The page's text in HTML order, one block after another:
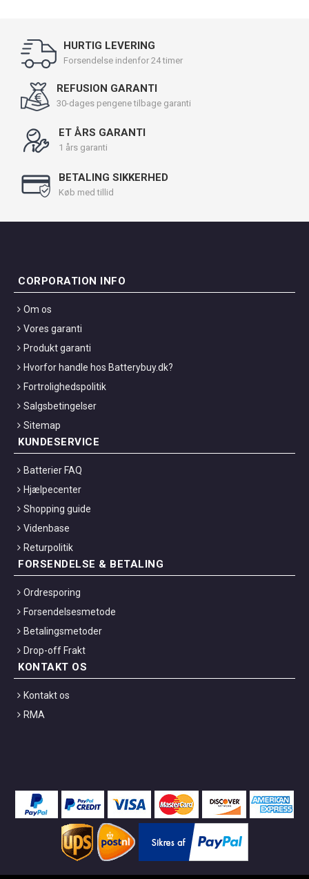
HURTIG LEVERING
Forsendelse indenfor 24 timer
REFUSION GARANTI
30-dages pengene tilbage garanti
ET ÅRS GARANTI
1 års garanti
BETALING SIKKERHED
Køb med tillid
CORPORATION INFO
Om os
Vores garanti
Produkt garanti
Hvorfor handle hos Batterybuy.dk?
Fortrolighedspolitik
Salgsbetingelser
Sitemap
KUNDESERVICE
Batterier FAQ
Hjælpecenter
Shopping guide
Videnbase
Returpolitik
FORSENDELSE & BETALING
Ordresporing
Forsendelsesmetode
Betalingsmetoder
Drop-off Frakt
KONTAKT OS
Kontakt os
RMA